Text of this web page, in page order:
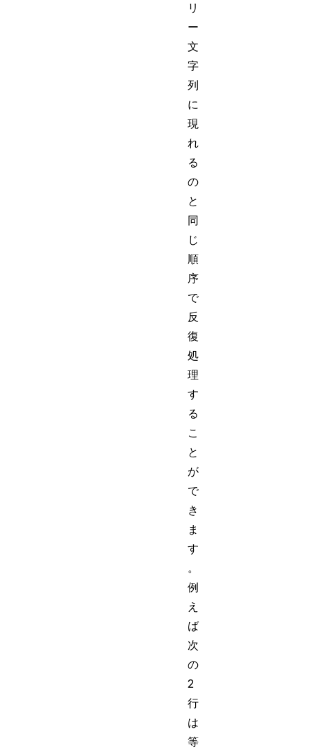
リ
ー
文
字
列
に
現
れ
る
の
と
同
じ
順
序
で
反
復
処
理
す
る
こ
と
が
で
き
ま
す
。
例
え
ば
次
の
2
行
は
等